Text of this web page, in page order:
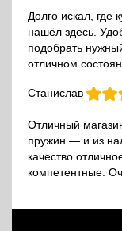
Долго искал, где
нашёл здесь.
подобрать
отличном
Станислав
Отличный
пружин — и из
качество
компетентные.